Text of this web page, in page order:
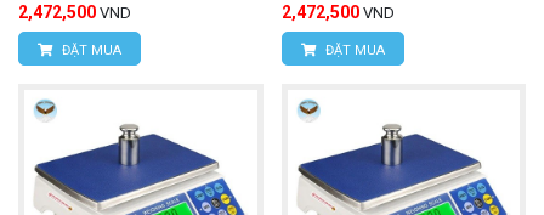
2,472,500 VND
ĐẶT MUA
2,472,500 VND
ĐẶT MUA